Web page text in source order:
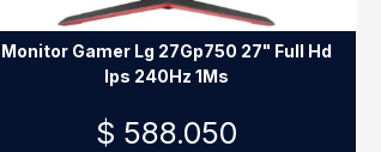
Monitor Gamer Lg 27Gp750 27" Full Hd
Ips 240Hz 1Ms
$ 588.050